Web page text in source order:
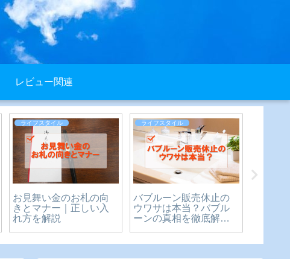
レビュー関連
ライフスタイル
お見舞い金のお札の向
きとマナー｜正しい入
れ方を解説
ライフスタイル
バブルーン販売休止の
ウワサは本当？バブル
ーンの真相を徹底解